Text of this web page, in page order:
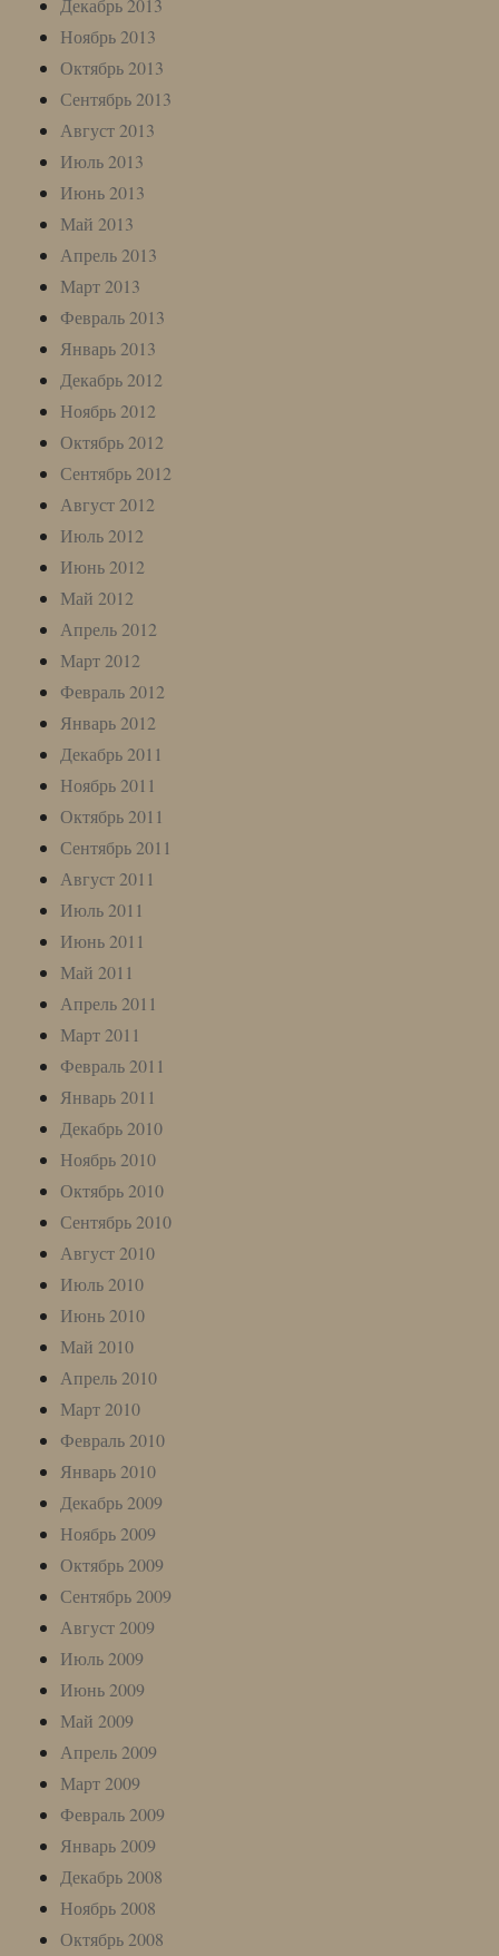
Декабрь 2013
Ноябрь 2013
Октябрь 2013
Сентябрь 2013
Август 2013
Июль 2013
Июнь 2013
Май 2013
Апрель 2013
Март 2013
Февраль 2013
Январь 2013
Декабрь 2012
Ноябрь 2012
Октябрь 2012
Сентябрь 2012
Август 2012
Июль 2012
Июнь 2012
Май 2012
Апрель 2012
Март 2012
Февраль 2012
Январь 2012
Декабрь 2011
Ноябрь 2011
Октябрь 2011
Сентябрь 2011
Август 2011
Июль 2011
Июнь 2011
Май 2011
Апрель 2011
Март 2011
Февраль 2011
Январь 2011
Декабрь 2010
Ноябрь 2010
Октябрь 2010
Сентябрь 2010
Август 2010
Июль 2010
Июнь 2010
Май 2010
Апрель 2010
Март 2010
Февраль 2010
Январь 2010
Декабрь 2009
Ноябрь 2009
Октябрь 2009
Сентябрь 2009
Август 2009
Июль 2009
Июнь 2009
Май 2009
Апрель 2009
Март 2009
Февраль 2009
Январь 2009
Декабрь 2008
Ноябрь 2008
Октябрь 2008